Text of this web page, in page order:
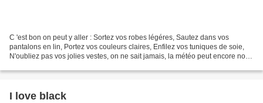
C 'est bon on peut y aller : Sortez vos robes légéres, Sautez dans vos
pantalons en lin, Portez vos couleurs claires, Enfilez vos tuniques de soie,
N'oubliez pas vos jolies vestes, on ne sait jamais, la météo peut encore nous
I love black